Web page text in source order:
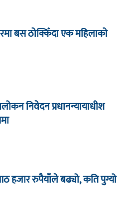
बस ठोक्किँदा एक महिलाको
निवेदन प्रधानन्यायाधीश
हजार रुपैयाँले बढ्यो, कति पुग्यो